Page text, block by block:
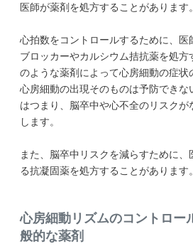
医師が薬剤を処方することがあります。
心拍数をコントロールするために、
ブロッカーやカルシウム拮抗薬を処方
のような薬剤によって心房細動の症状
心房細動の出現そのものは予防でき
はつまり、脳卒中や心不全のリスク
します。
また、脳卒中リスクを減らすために
る抗凝固薬を処方することがあります。
心房細動リズムのコントロー
般的な薬剤